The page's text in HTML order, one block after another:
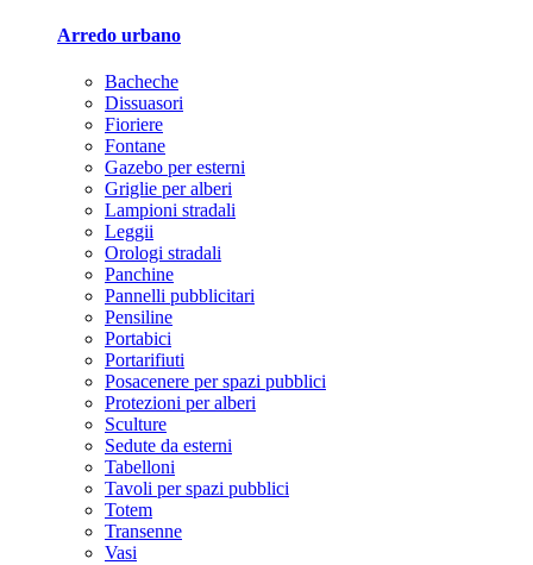
Arredo urbano
Bacheche
Dissuasori
Fioriere
Fontane
Gazebo per esterni
Griglie per alberi
Lampioni stradali
Leggii
Orologi stradali
Panchine
Pannelli pubblicitari
Pensiline
Portabici
Portarifiuti
Posacenere per spazi pubblici
Protezioni per alberi
Sculture
Sedute da esterni
Tabelloni
Tavoli per spazi pubblici
Totem
Transenne
Vasi